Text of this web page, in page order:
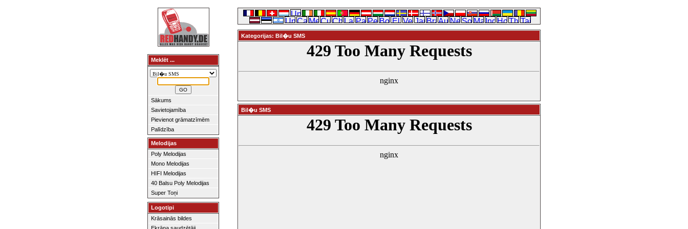
Meklēt ...
Sākums
Savietojamība
Pievienot grāmatzīmēm
Palīdzība
Melodijas
Poly Melodijas
Mono Melodijas
HIFI Melodijas
40 Balsu Poly Melodijas
Super Toņi
Logotipi
Krāsainās bildes
Kategorijas: Bil�u SMS
Bil�u SMS